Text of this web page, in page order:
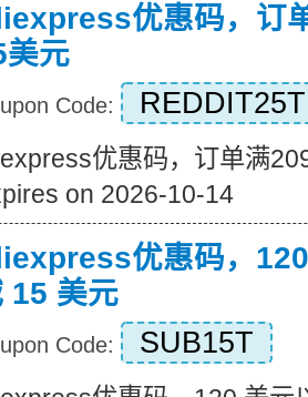
优惠码，订
美元
Code: REDDIT25T
优惠码，订单满
on 2026-10-14
优惠码，
15 美元
Code: SUB15T